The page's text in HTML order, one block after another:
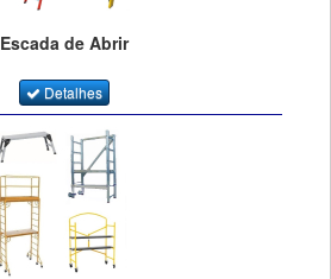
Escada de Abrir
Detalhes